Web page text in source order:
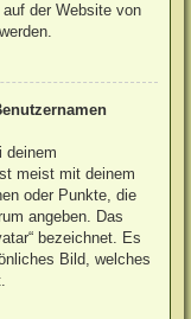
der Website von
deinem
meist mit deinem
oder Punkte, die
angeben. Das
bezeichnet. Es
Bild, welches